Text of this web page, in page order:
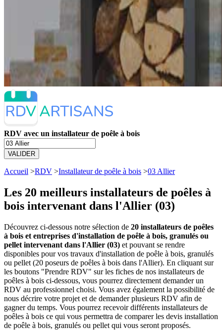
RDV avec un installateur de poêle à bois
VALIDER
Accueil >RDV >Installateur de poêle à bois >03 Allier
Les 20 meilleurs installateurs de poêles à
bois intervenant dans l'Allier (03)
Découvrez ci-dessous notre sélection de 20 installateurs de poêles
à bois et entreprises d'installation de poêle à bois, granulés ou
pellet intervenant dans l'Allier (03) et pouvant se rendre
disponibles pour vos travaux d'installation de poêle à bois, granulés
ou pellet (20 poseurs de poêles à bois dans l'Allier). En cliquant sur
les boutons "Prendre RDV" sur les fiches de nos installateurs de
poêles à bois ci-dessous, vous pourrez directement demander un
RDV au professionnel choisi. Vous avez également la possibilité de
nous décrire votre projet et de demander plusieurs RDV afin de
gagner du temps. Vous pourrez recevoir différents installateurs de
poêles à bois ce qui vous permettra de comparer les devis installation
de poêle à bois, granulés ou pellet qui vous seront proposés.